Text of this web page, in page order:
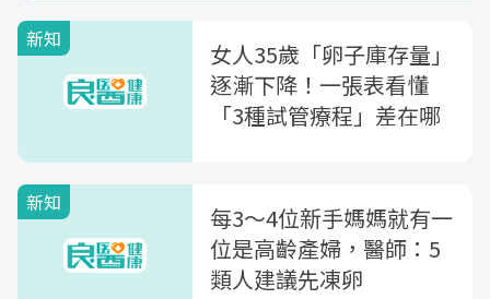
新知
女人35歲「卵子庫存量」
逐漸下降！一張表看懂
「3種試管療程」差在哪
新知
每3～4位新手媽媽就有一
位是高齡產婦，醫師：5
類人建議先凍卵